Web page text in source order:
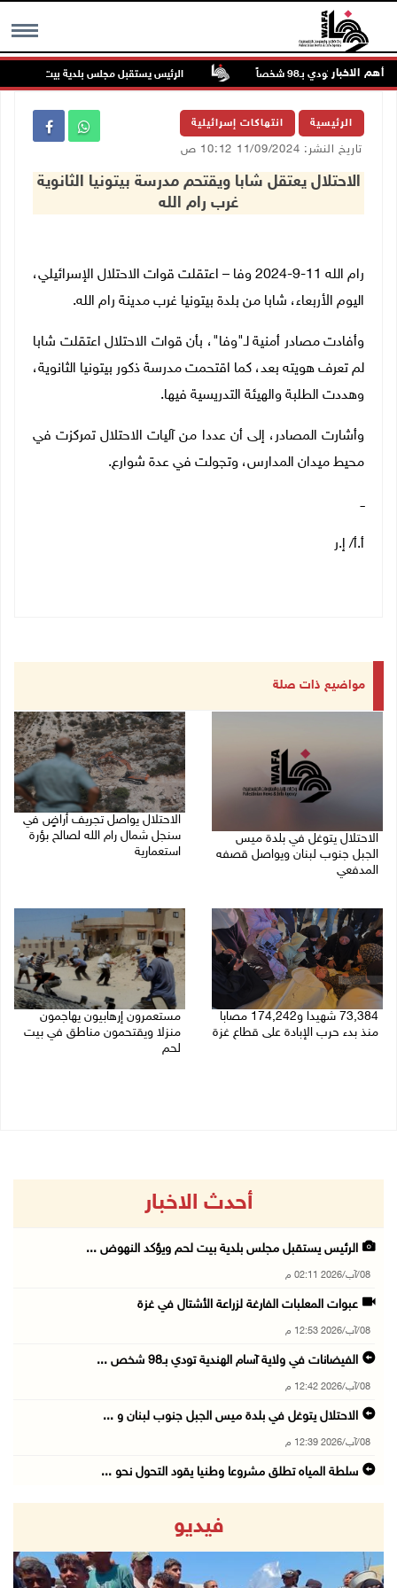
MENU أهم الاخبار
تودي بـ98 شخصاً الرئيس يستقبل مجلس بلدية بيت لحم ويؤكد
الرئيسية انتهاكات إسرائيلية
تاريخ النشر: 11/09/2024 10:12 ص
الاحتلال يعتقل شابا ويقتحم مدرسة بيتونيا الثانوية
غرب رام الله
رام الله 11-9-2024 وفا – اعتقلت قوات الاحتلال الإسرائيلي،
اليوم الأربعاء، شابا من بلدة بيتونيا غرب مدينة رام الله.
وأفادت مصادر أمنية لـ"وفا"، بأن قوات الاحتلال اعتقلت شابا
لم تعرف هويته بعد، كما اقتحمت مدرسة ذكور بيتونيا الثانوية،
وهددت الطلبة والهيئة التدريسية فيها.
وأشارت المصادر، إلى أن عددا من آليات الاحتلال تمركزت في
محيط ميدان المدارس، وتجولت في عدة شوارع.
ــ
أ.أ/ إ.ر
مواضيع ذات صلة
الاحتلال يتوغل في بلدة ميس
الجبل جنوب لبنان ويواصل قصفه
المدفعي
الاحتلال يواصل تجريف أراضٍ في
سنجل شمال رام الله لصالح بؤرة
استعمارية
73,384 شهيدا و174,242 مصابا
منذ بدء حرب الإبادة على قطاع غزة
مستعمرون إرهابيون يهاجمون
منزلا ويقتحمون مناطق في بيت
لحم
أحدث الاخبار
الرئيس يستقبل مجلس بلدية بيت لحم ويؤكد النهوض ...
08/آب/2026 02:11 م
عبوات المعلبات الفارغة لزراعة الأشتال في غزة
08/آب/2026 12:53 م
الفيضانات في ولاية آسام الهندية تودي بـ98 شخص ...
08/آب/2026 12:42 م
الاحتلال يتوغل في بلدة ميس الجبل جنوب لبنان و ...
08/آب/2026 12:39 م
سلطة المياه تطلق مشروعا وطنيا يقود التحول نحو ...
الإعصار "دولفين" يضرب أوكيناوا باليابان والصي ...
08/آب/2026 12:08 م
42 الف مسافر تنقلوا عبر معبر الكرامة الأسبوع ...
فيديو